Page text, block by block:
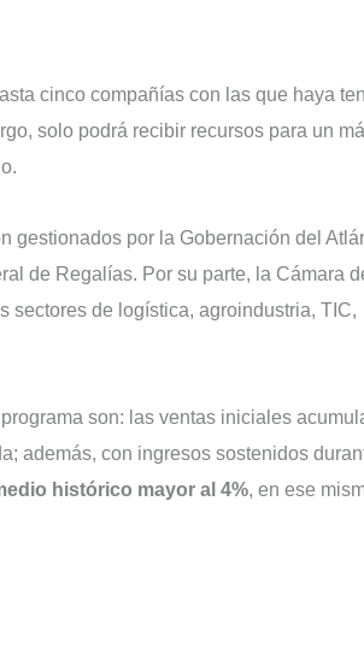
cinco compañías con las que haya
solo podrá recibir recursos para un
gestionados por la Gobernación del
de Regalías. Por su parte, la Cámara
sectores de logística, agroindustria, TIC,
son: las ventas iniciales
además, con ingresos sostenidos
histórico mayor al 4%, en ese